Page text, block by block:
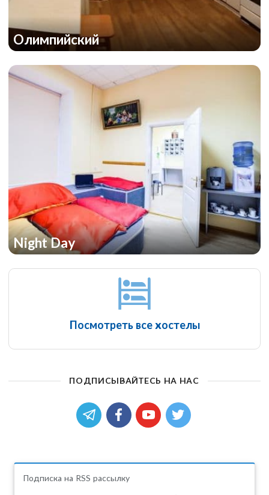
Олимпийский
Night Day
Посмотреть все хостелы
ПОДПИСЫВАЙТЕСЬ НА НАС
Подписка на RSS рассылку